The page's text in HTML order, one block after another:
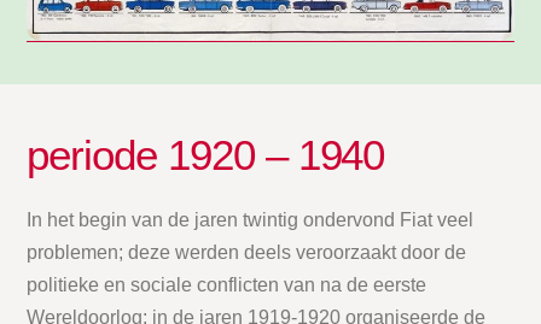
periode 1920 – 1940
In het begin van de jaren twintig ondervond Fiat veel
problemen; deze werden deels veroorzaakt door de
politieke en sociale conflicten van na de eerste
Wereldoorlog: in de jaren 1919-1920 organiseerde de